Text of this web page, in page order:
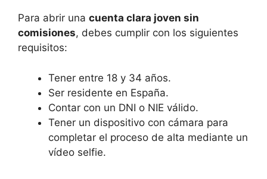
Para abrir una cuenta clara joven sin
comisiones, debes cumplir con los siguientes
requisitos:
Tener entre 18 y 34 años.
Ser residente en España.
Contar con un DNI o NIE válido.
Tener un dispositivo con cámara para
completar el proceso de alta mediante un
vídeo selfie.